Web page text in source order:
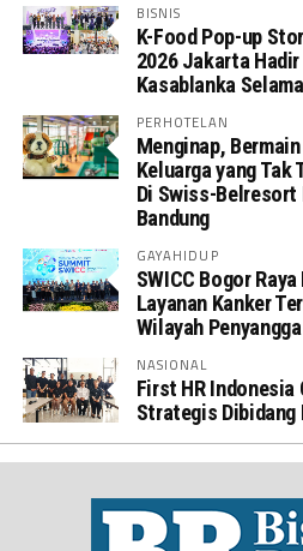
BISNIS
K-Food Pop-up
2026 Jakarta
Kasablanka
PERHOTELAN
Menginap,
Keluarga yang Tak
Di Swiss-Belresort
Bandung
GAYAHIDUP
SWICC Bogor
Layanan Kanker
Wilayah
NASIONAL
First HR
Strategis Dibidang